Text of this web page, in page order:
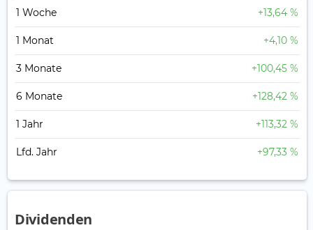
1 Woche +13,64 %
1 Monat +4,10 %
3 Monate +100,45 %
6 Monate +128,42 %
1 Jahr +113,32 %
Lfd. Jahr +97,33 %
Dividenden